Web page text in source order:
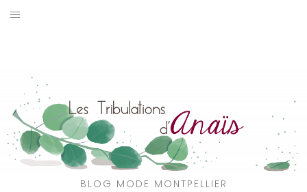
Aller
BLOG MODE MONTPELLIER
CATÉGORIES
VOYAGE
MON DRESSING